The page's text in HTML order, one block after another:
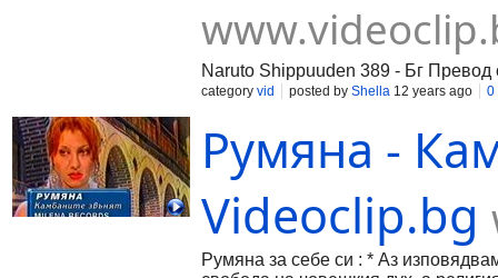
Naruto Shippuuden 389 - Бг Превод
category vid posted by Shella 12 years ago 0
Румяна -
Videoclip.bg
Румяна за себе си : * Аз